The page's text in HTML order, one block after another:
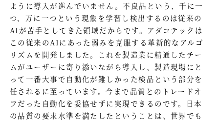
ように導入が進んでいません。不良品という、千に一
つ、万に一つという現象を学習し検出するのは従来の
AIが苦手としてきた領域だからです。アダコテックは
この従来のAIにあった弱みを克服する革新的なアルゴ
リズムを開発しました。これを製造業に精通したチー
ムがユーザーに寄り添いながら導入し、製造現場にと
って一番大事で自動化が難しかった検品という部分を
任されるに至っています。今まで品質とのトレードオ
フだった自動化を妥協せずに実現できるのです。日本
の品質の要求水準を満たしたということは、世界でも